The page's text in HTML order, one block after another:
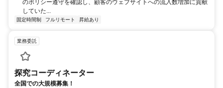
のポリシー遵守を確認し、顧客のウェブサイトへの流入数増加に貢献
していた...
固定時間制 フルリモート 昇給あり
業務委託
探究コーディネーター
全国での大規模募集！